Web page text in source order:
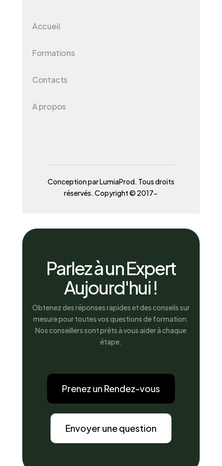
Accueil
Formations
Contacts
A propos
Conception par LumiaProd. Tous droits
réservés. Copyright © 2017-
Parlez à un Expert
Aujourd'hui !
Obtenez des réponses rapides et des conseils sur
mesure pour toutes vos questions de formation.
Nos conseillers sont prêts à vous aider à chaque
étape.
Prenez un Rendez-vous
Envoyer une question